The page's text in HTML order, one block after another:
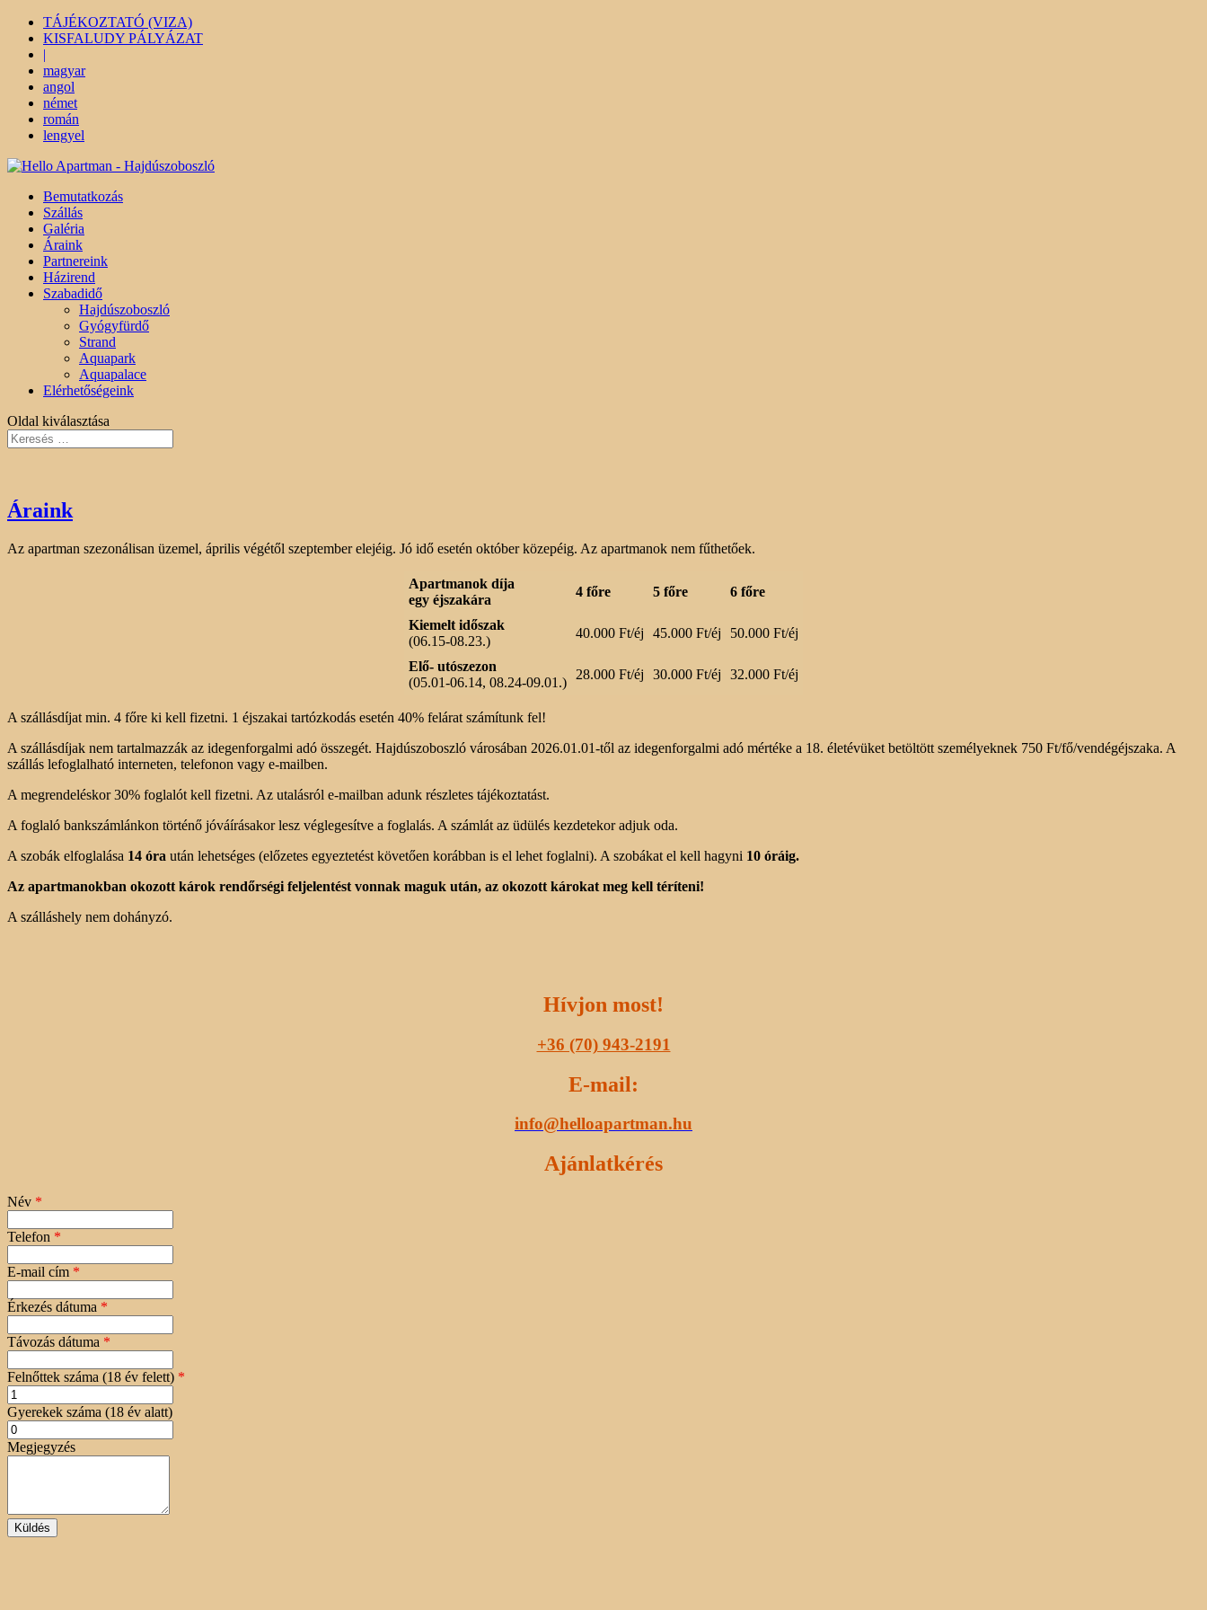
TÁJÉKOZTATÓ (VIZA)
KISFALUDY PÁLYÁZAT
|
magyar
angol
német
román
lengyel
Bemutatkozás
Szállás
Galéria
Áraink
Partnereink
Házirend
Szabadidő
Hajdúszoboszló
Gyógyfürdő
Strand
Aquapark
Aquapalace
Elérhetőségeink
Oldal kiválasztása
Áraink
Az apartman szezonálisan üzemel, április végétől szeptember elejéig. Jó idő esetén október közepéig. Az apartmanok nem fűthetőek.
Apartmanok díja
egy éjszakára
4 főre 5 főre 6 főre
Kiemelt időszak
(06.15-08.23.)
40.000 Ft/éj 45.000 Ft/éj 50.000 Ft/éj
Elő- utószezon
(05.01-06.14, 08.24-09.01.)
28.000 Ft/éj 30.000 Ft/éj 32.000 Ft/éj
A szállásdíjat min. 4 főre ki kell fizetni. 1 éjszakai tartózkodás esetén 40% felárat számítunk fel!
A szállásdíjak nem tartalmazzák az idegenforgalmi adó összegét. Hajdúszoboszló városában 2026.01.01-től az idegenforgalmi adó mértéke a 18. életévüket betöltött személyeknek 750 Ft/fő/vendégéjszaka. A
szállás lefoglalható interneten, telefonon vagy e-mailben.
A megrendeléskor 30% foglalót kell fizetni. Az utalásról e-mailban adunk részletes tájékoztatást.
A foglaló bankszámlánkon történő jóváírásakor lesz véglegesítve a foglalás. A számlát az üdülés kezdetekor adjuk oda.
A szobák elfoglalása 14 óra után lehetséges (előzetes egyeztetést követően korábban is el lehet foglalni). A szobákat el kell hagyni 10 óráig.
Az apartmanokban okozott károk rendőrségi feljelentést vonnak maguk után, az okozott károkat meg kell téríteni!
A szálláshely nem dohányzó.
Hívjon most!
+36 (70) 943-2191
E-mail:
info@helloapartman.hu
Ajánlatkérés
Név *
Telefon *
E-mail cím *
Érkezés dátuma *
Távozás dátuma *
Felnőttek száma (18 év felett) *
Gyerekek száma (18 év alatt)
Megjegyzés